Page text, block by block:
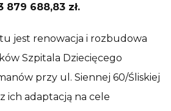
688,83 zł.
jest renowacja i rozbudowa
Szpitala Dziecięcego
przy ul. Siennej 60/Śliskiej
ich adaptacją na cele